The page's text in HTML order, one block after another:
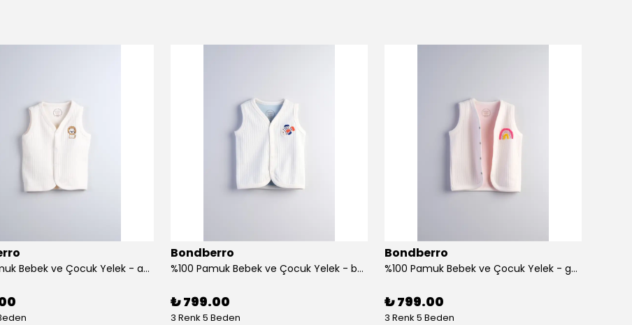
%100 Pamuk Bebek ve Çocuk Yelek - aslan
Bondberro
%100 Pamuk Bebek ve Çocuk Yelek - balık
₺ 799.00
3 Renk 5 Beden
Bondberro
%100 Pamuk Bebek ve Çocuk Yelek - gökkuşağı
₺ 799.00
3 Renk 5 Beden